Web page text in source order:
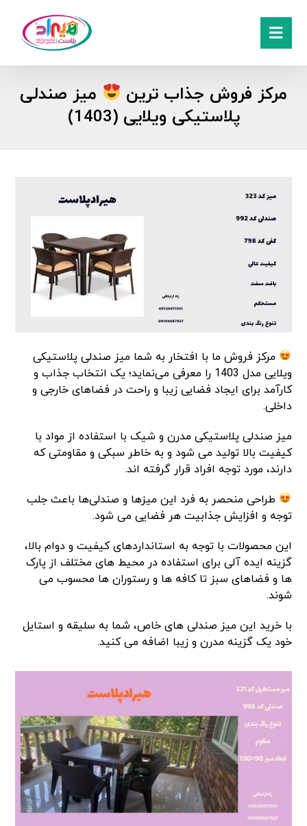
مرکز فروش جذاب ترین
میز صندلی
پلاستیکی ویلایی (1403)
مرکز فروش ما با افتخار به شما میز صندلی پلاستیکی
ویلایی مدل 1403 را معرفی می‌نماید؛ یک انتخاب جذاب و
کارآمد برای ایجاد فضایی زیبا و راحت در فضاهای خارجی و
داخلی.
میز صندلی پلاستیکی مدرن و شیک با استفاده از مواد با
کیفیت بالا تولید می شود و به خاطر سبکی و مقاومتی که
دارند، مورد توجه افراد قرار گرفته اند.
طراحی منحصر به فرد این میزها و صندلی‌ها باعث جلب
توجه و افزایش جذابیت هر فضایی می شود.
این محصولات با توجه به استانداردهای کیفیت و دوام بالا،
گزینه ایده آلی برای استفاده در محیط های مختلف از پارک
ها و فضاهای سبز تا کافه ها و رستوران ها محسوب می
شوند.
با خرید این میز صندلی های خاص، شما به سلیقه و استایل
خود یک گزینه مدرن و زیبا اضافه می کنید.